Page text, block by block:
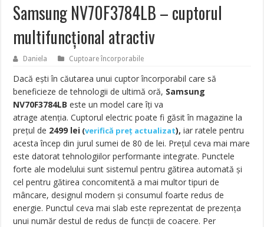
Samsung NV70F3784LB – cuptorul
multifuncțional atractiv
Daniela Cuptoare încorporabile
Dacă ești în căutarea unui cuptor încorporabil care să
beneficieze de tehnologii de ultimă oră, Samsung
NV70F3784LB este un model care îți va
atrage atenția.Cuptorul electric poate fi găsit în magazine la
prețul de 2499 lei (verifică preț actualizat),iar ratele pentru
acesta încep din jurul sumei de 80 de lei. Prețul ceva mai mare
este datorat tehnologiilor performante integrate. Punctele
forte ale modelului sunt sistemul pentru gătirea automată și
cel pentru gătirea concomitentă a mai multor tipuri de
mâncare, designul modern și consumul foarte redus de
energie. Punctul ceva mai slab este reprezentat de prezența
unui număr destul de redus de funcții de coacere. Per